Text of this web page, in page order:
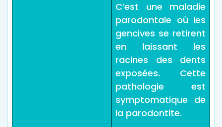
C’est une maladie
parodontale où les
gencives se retirent
en laissant les
racines des dents
exposées. Cette
pathologie est
symptomatique de
la parodontite.